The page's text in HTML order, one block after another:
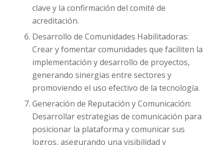
clave y la confirmación del comité de
acreditación.
Desarrollo de Comunidades Habilitadoras:
Crear y fomentar comunidades que faciliten la
implementación y desarrollo de proyectos,
generando sinergias entre sectores y
promoviendo el uso efectivo de la tecnología.
Generación de Reputación y Comunicación:
Desarrollar estrategias de comunicación para
posicionar la plataforma y comunicar sus
logros, asegurando una visibilidad y